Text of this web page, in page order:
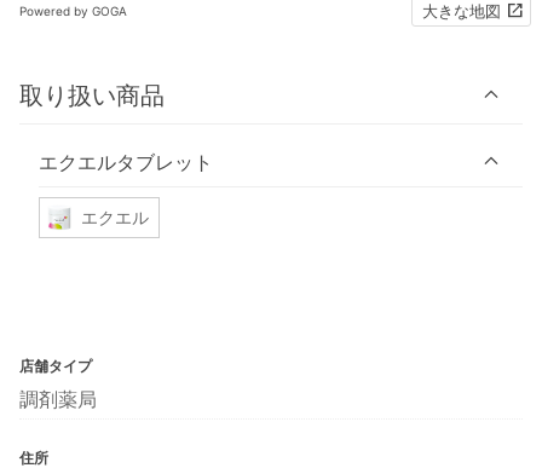
Powered by GOGA 大きな地図
取り扱い商品
エクエルタブレット
エクエル
店舗タイプ
調剤薬局
住所